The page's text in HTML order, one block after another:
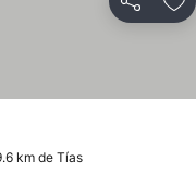
Partilhar
km de Tías